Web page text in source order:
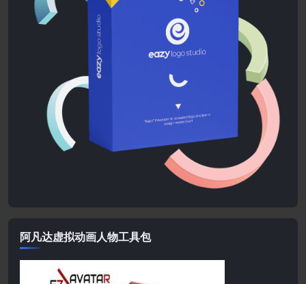
阿凡达虚拟动画人物工具包